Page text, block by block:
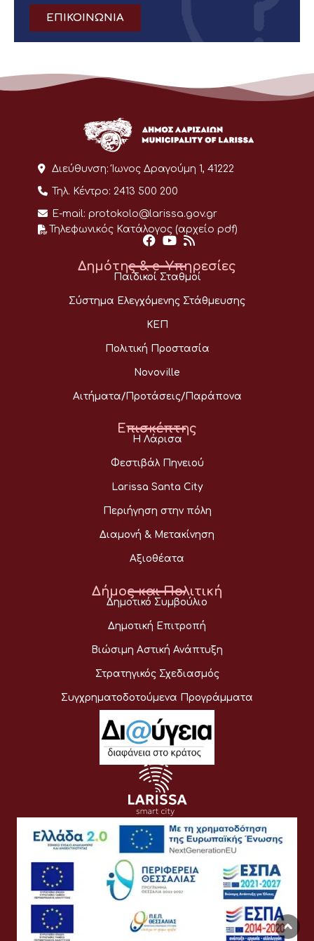
ΕΠΙΚΟΙΝΩΝΙΑ
Διεύθυνση: Ίωνος Δραγούμη 1, 41222
Τηλ. Κέντρο: 2413 500 200
E-mail: protokolo@larissa.gov.gr
Τηλεφωνικός Κατάλογος (αρχείο pdf)
Δημότης & e-Υπηρεσίες
Παιδικοί Σταθμοί
Σύστημα Ελεγχόμενης Στάθμευσης
ΚΕΠ
Πολιτική Προστασία
Novoville
Αιτήματα/Προτάσεις/Παράπονα
Επισκέπτης
Η Λάρισα
Φεστιβάλ Πηνειού
Larissa Santa City
Περιήγηση στην πόλη
Διαμονή & Μετακίνηση
Αξιοθέατα
Δήμος και Πολιτική
Δημοτικό Συμβούλιο
Δημοτική Επιτροπή
Βιώσιμη Αστική Ανάπτυξη
Στρατηγικός Σχεδιασμός
Συγχρηματοδοτούμενα Προγράμματα